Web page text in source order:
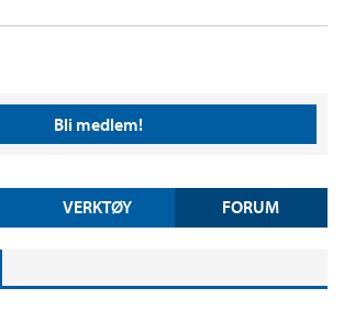
Bli medlem!
VERKTØY FORUM